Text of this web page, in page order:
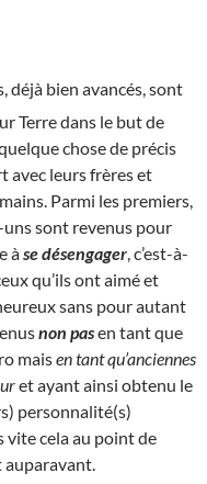
déjà bien avancés, sont
Terre dans le but de
chose de précis
avec leurs frères et
Parmi les premiers,
sont revenus pour
àse désengager , c’est-à-
qu’ils ont aimé et
sans pour autant
non pasen tant que
maisen tant qu’anciennes
et ayant ainsi obtenu le
personnalité(s)
vite cela au point de